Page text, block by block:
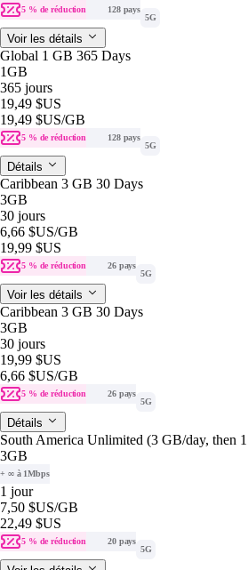
5 % de réduction
128 pays
5G
Voir les détails
Global 1 GB 365 Days
1GB
365 jours
19,49 $US
19,49 $US/GB
5 % de réduction
128 pays
5G
Détails
Caribbean 3 GB 30 Days
3GB
30 jours
6,66 $US/GB
19,99 $US
5 % de réduction
26 pays
5G
Voir les détails
Caribbean 3 GB 30 Days
3GB
30 jours
19,99 $US
6,66 $US/GB
5 % de réduction
26 pays
5G
Détails
South America Unlimited (3 GB/day, then
3GB
+ ∞ à 1Mbps
1 jour
7,50 $US/GB
22,49 $US
5 % de réduction
20 pays
5G